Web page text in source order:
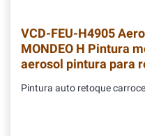
VCD-FEU-H4905
MONDEO H Pintura
aerosol pintura para
Pintura auto retoque